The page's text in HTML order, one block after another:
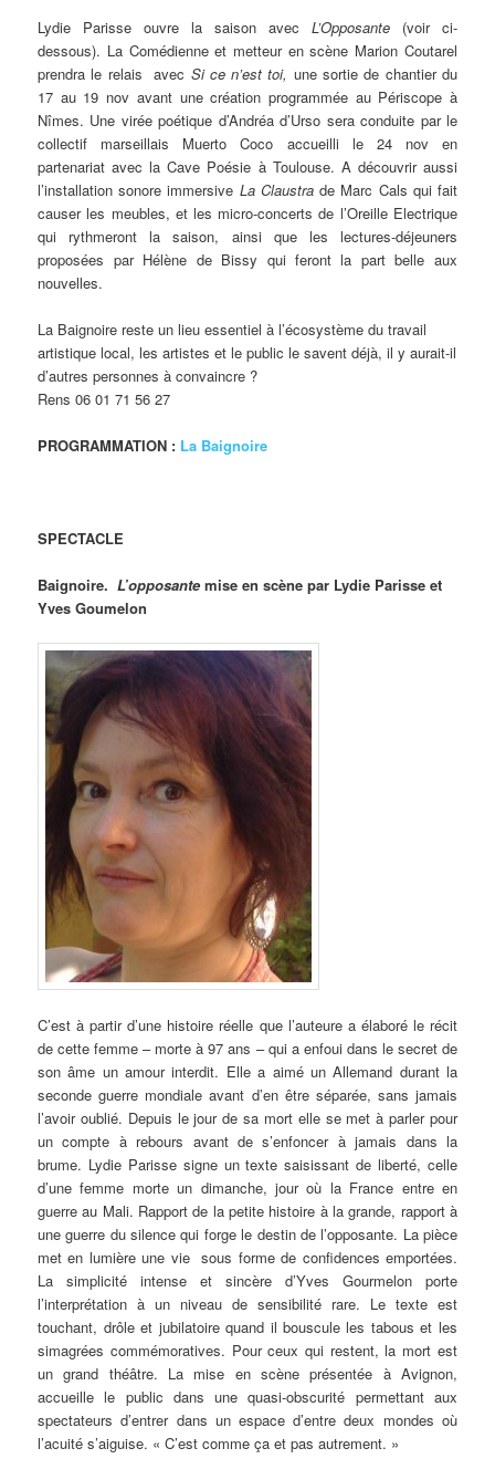
Lydie Parisse ouvre la saison avec L’Opposante (voir ci-
dessous). La Comédienne et metteur en scène Marion Coutarel
prendra le relais avec Si ce n’est toi, une sortie de chantier du
17 au 19 nov avant une création programmée au Périscope à
Nîmes. Une virée poétique d’Andréa d’Urso sera conduite par le
collectif marseillais Muerto Coco accueilli le 24 nov en
partenariat avec la Cave Poésie à Toulouse. A découvrir aussi
l’installation sonore immersive La Claustrade Marc Cals qui fait
causer les meubles, et les micro-concerts de l’Oreille Electrique
qui rythmeront la saison, ainsi que les lectures-déjeuners
proposées par Hélène de Bissy qui feront la part belle aux
nouvelles.
La Baignoire reste un lieu essentiel à l’écosystème du travail
artistique local, les artistes et le public le savent déjà, il y aurait-il
d’autres personnes à convaincre ?
Rens 06 01 71 56 27
PROGRAMMATION : La Baignoire
SPECTACLE
Baignoire.L’opposante mise en scène par Lydie Parisse et
Yves Goumelon
C’est à partir d’une histoire réelle que l’auteure a élaboré le récit
de cette femme – morte à 97 ans – qui a enfoui dans le secret de
son âme un amour interdit. Elle a aimé un Allemand durant la
seconde guerre mondiale avant d’en être séparée, sans jamais
l’avoir oublié. Depuis le jour de sa mort elle se met à parler pour
un compte à rebours avant de s’enfoncer à jamais dans la
brume. Lydie Parisse signe un texte saisissant de liberté, celle
d’une femme morte un dimanche, jour où la France entre en
guerre au Mali. Rapport de la petite histoire à la grande, rapport à
une guerre du silence qui forge le destin de l’opposante. La pièce
met en lumière une vie sous forme de confidences emportées.
La simplicité intense et sincère d’Yves Gourmelon porte
l’interprétation à un niveau de sensibilité rare. Le texte est
touchant, drôle et jubilatoire quand il bouscule les tabous et les
simagrées commémoratives. Pour ceux qui restent, la mort est
un grand théâtre. La mise en scène présentée à Avignon,
accueille le public dans une quasi-obscurité permettant aux
spectateurs d’entrer dans un espace d’entre deux mondes où
l’acuité s’aiguise. « C’est comme ça et pas autrement. »